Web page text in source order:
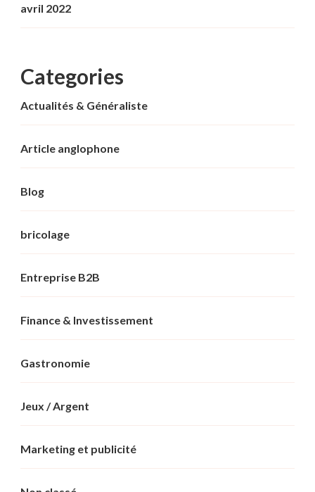
avril 2022
Categories
Actualités & Généraliste
Article anglophone
Blog
bricolage
Entreprise B2B
Finance & Investissement
Gastronomie
Jeux / Argent
Marketing et publicité